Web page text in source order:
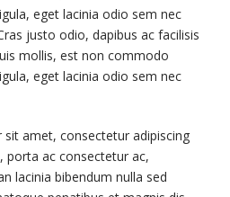
eget lacinia odio sem nec
justo odio, dapibus ac facilisis
mollis, est non commodo
eget lacinia odio sem nec
amet, consectetur adipiscing
porta ac consectetur ac,
lacinia bibendum nulla sed